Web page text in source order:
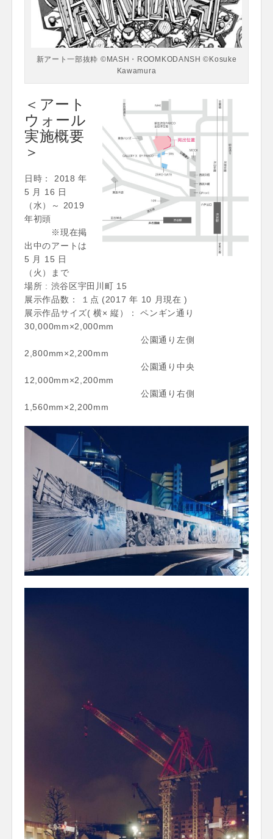
新アート一部抜粋 ©MASH・ROOMKODANSH ©Kosuke
Kawamura
＜アート
ウォール
実施概要
＞
日時： 2018 年
5 月 16 日
（水）～ 2019
年初頭
※現在掲
出中のアートは
5 月 15 日
（火）まで
場所 : 渋谷区宇田川町 15
展示作品数： １点 (2017 年 10 月現在 )
展示作品サイズ( 横× 縦）： ペンギン通り
30,000mm×2,000mm
公園通り左側
2,800mm×2,200mm
公園通り中央
12,000mm×2,200mm
公園通り右側
1,560mm×2,200mm